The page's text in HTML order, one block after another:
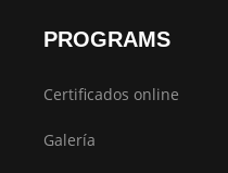
PROGRAMS
Certificados online
Galería